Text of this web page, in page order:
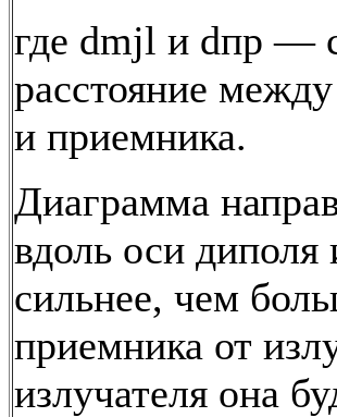
где dmjl и dпр —
расстояние
и приемника.
Диаграмма
вдоль оси диполя
сильнее, чем
приемника от
излучателя она